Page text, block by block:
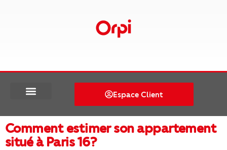
Espace Client
Comment estimer son appartement
situé à Paris 16?